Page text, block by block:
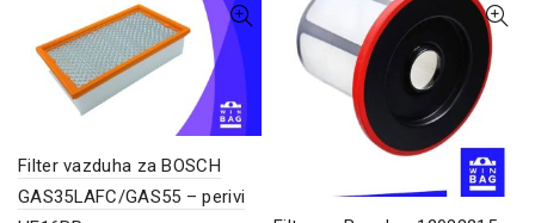
Filter vazduha za BOSCH
GAS35LAFC/GAS55 – perivi